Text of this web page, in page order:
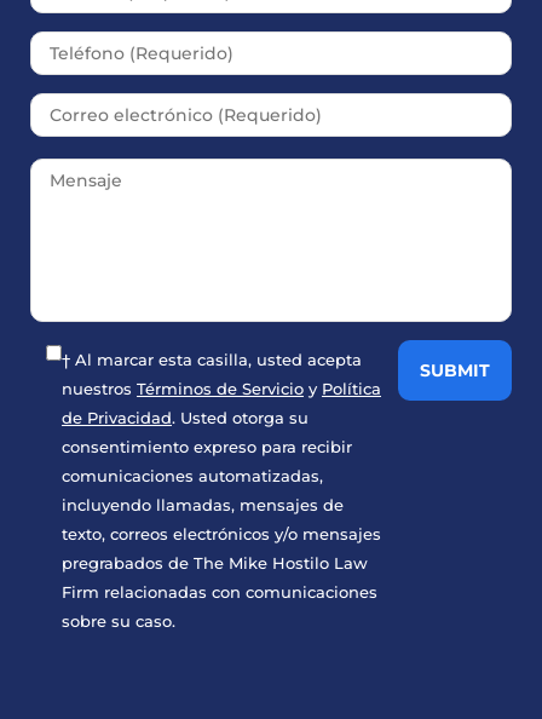
† Al marcar esta casilla, usted acepta
nuestros Términos de Servicio y Política
de Privacidad. Usted otorga su
consentimiento expreso para recibir
comunicaciones automatizadas,
incluyendo llamadas, mensajes de
texto, correos electrónicos y/o mensajes
pregrabados de The Mike Hostilo Law
Firm relacionadas con comunicaciones
sobre su caso.